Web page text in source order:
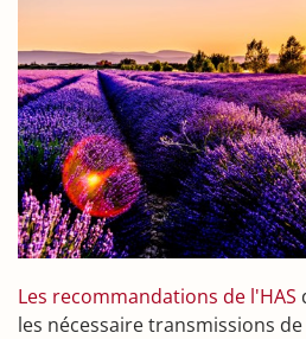
Les recommandations de l'HAS
les nécessaire transmissions